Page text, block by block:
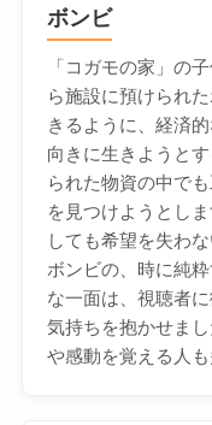
ボンビ
「コガモの家」の
ら施設に預けられ
きるように、経済
向きに生きようと
られた物資の中で
を見つけようとし
しても希望を失わ
ボンビの、時に純
な一面は、視聴者
気持ちを抱かせま
や感動を覚える人も